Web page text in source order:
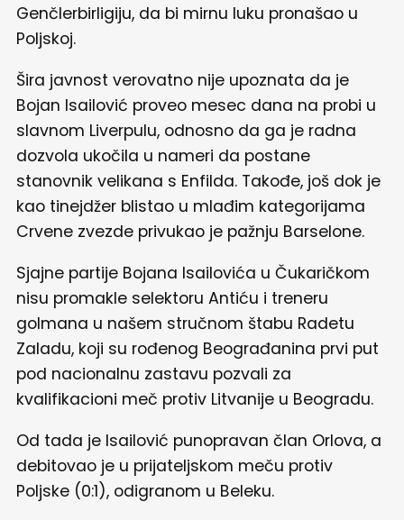
Genčlerbirligiju, da bi mirnu luku pronašao u
Poljskoj.
Šira javnost verovatno nije upoznata da je
Bojan Isailović proveo mesec dana na probi u
slavnom Liverpulu, odnosno da ga je radna
dozvola ukočila u nameri da postane
stanovnik velikana s Enfilda. Takođe, još dok je
kao tinejdžer blistao u mlađim kategorijama
Crvene zvezde privukao je pažnju Barselone.
Sjajne partije Bojana Isailovića u Čukaričkom
nisu promakle selektoru Antiću i treneru
golmana u našem stručnom štabu Radetu
Zaladu, koji su rođenog Beograđanina prvi put
pod nacionalnu zastavu pozvali za
kvalifikacioni meč protiv Litvanije u Beogradu.
Od tada je Isailović punopravan član Orlova, a
debitovao je u prijateljskom meču protiv
Poljske (0:1), odigranom u Beleku.